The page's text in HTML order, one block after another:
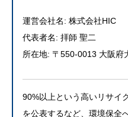
運営会社名: 株式会社HIC
代表者名: 拝師 聖二
所在地: 〒550-0013 大阪
90%以上という高いリサイ
を公表するなど、環境保全